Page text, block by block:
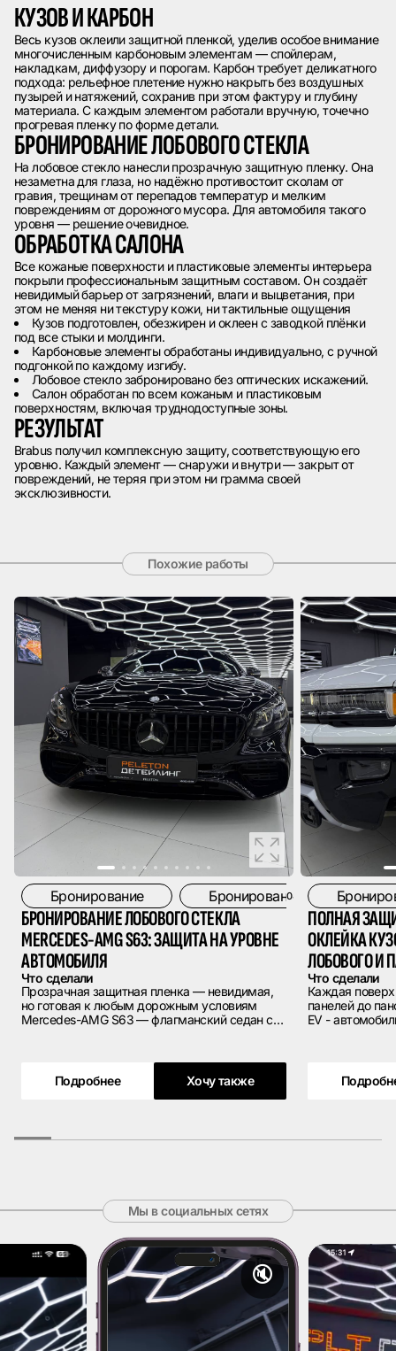
КУЗОВ И КАРБОН
Весь кузов оклеили защитной пленкой, уделив особое внимание
многочисленным карбоновым элементам — спойлерам,
накладкам, диффузору и порогам. Карбон требует деликатного
подхода: рельефное плетение нужно накрыть без воздушных
пузырей и натяжений, сохранив при этом фактуру и глубину
материала. С каждым элементом работали вручную, точечно
прогревая пленку по форме детали.
БРОНИРОВАНИЕ ЛОБОВОГО СТЕКЛА
На лобовое стекло нанесли прозрачную защитную пленку. Она
незаметна для глаза, но надёжно противостоит сколам от
гравия, трещинам от перепадов температур и мелким
повреждениям от дорожного мусора. Для автомобиля такого
уровня — решение очевидное.
ОБРАБОТКА САЛОНА
Все кожаные поверхности и пластиковые элементы интерьера
покрыли профессиональным защитным составом. Он создаёт
невидимый барьер от загрязнений, влаги и выцветания, при
этом не меняя ни текстуру кожи, ни тактильные ощущения
Кузов подготовлен, обезжирен и оклеен с заводкой плёнки
под все стыки и молдинги.
Карбоновые элементы обработаны индивидуально, с ручной
подгонкой по каждому изгибу.
Лобовое стекло забронировано без оптических искажений.
Салон обработан по всем кожаным и пластиковым
поверхностям, включая труднодоступные зоны.
РЕЗУЛЬТАТ
Brabus получил комплексную защиту, соответствующую его
уровню. Каждый элемент — снаружи и внутри — закрыт от
повреждений, не теряя при этом ни грамма своей
эксклюзивности.
Похожие работы
Бронирование Бронирование лобового
04.08.26
БРОНИРОВАНИЕ ЛОБОВОГО СТЕКЛА
MERCEDES-AMG S63: ЗАЩИТА НА УРОВНЕ
АВТОМОБИЛЯ
Что сделали
Прозрачная защитная пленка — невидимая,
но готовая к любым дорожным условиям
Mercedes-AMG S63 — флагманский седан с
требует соответствующего отношения к
каждой детали — включая лобовое стекло,
которое на S63 является дорогостоящим
элементом с интегрированными системами
Подробнее Хочу также
ПОЛНАЯ
ОКЛЕЙКА
ЛОБОВОГО И
Что сделали
Каждая
панелей до
EV -
элементы с
это требует
Мы в социальных сетях
🔇